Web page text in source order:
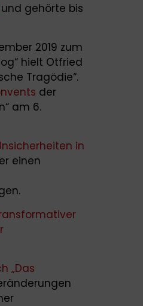
und gehörte bis
2019 zum
hielt Otfried
Tragödie“.
der
am 6.
in
einen
„Das